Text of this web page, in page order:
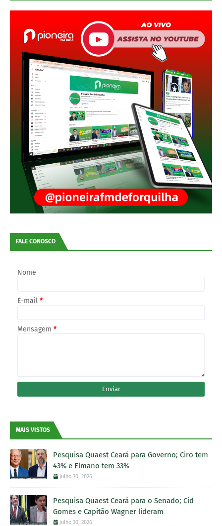
FALE CONOSCO
Nome
E-mail *
Mensagem *
MAIS VISTOS
Pesquisa Quaest Ceará para Governo; Ciro tem
43% e Elmano tem 33%
julho 30, 2026
Pesquisa Quaest Ceará para o Senado; Cid
Gomes e Capitão Wagner lideram
julho 30, 2026